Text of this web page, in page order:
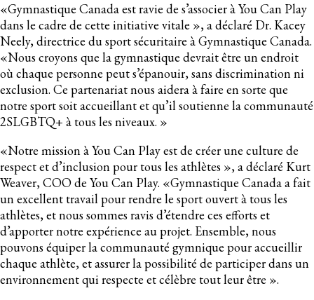
«Gymnastique Canada est ravie de s’associer à You Can Play
dans le cadre de cette initiative vitale », a déclaré Dr. Kacey
Neely, directrice du sport sécuritaire à Gymnastique Canada.
«Nous croyons que la gymnastique devrait être un endroit
où chaque personne peut s’épanouir, sans discrimination ni
exclusion. Ce partenariat nous aidera à faire en sorte que
notre sport soit accueillant et qu’il soutienne la communauté
2SLGBTQ+ à tous les niveaux. »
«Notre mission à You Can Play est de créer une culture de
respect et d’inclusion pour tous les athlètes », a déclaré Kurt
Weaver, COO de You Can Play. «Gymnastique Canada a fait
un excellent travail pour rendre le sport ouvert à tous les
athlètes, et nous sommes ravis d’étendre ces efforts et
d’apporter notre expérience au projet. Ensemble, nous
pouvons équiper la communauté gymnique pour accueillir
chaque athlète, et assurer la possibilité de participer dans un
environnement qui respecte et célèbre tout leur être ».